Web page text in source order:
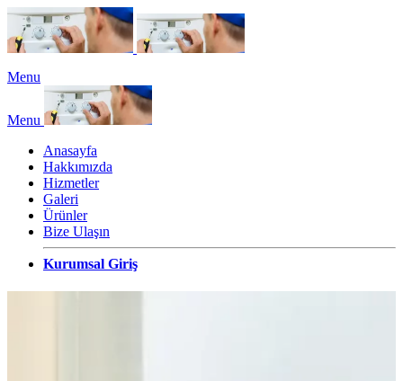
Menu
Menu
Anasayfa
Hakkımızda
Hizmetler
Galeri
Ürünler
Bize Ulaşın
Kurumsal Giriş